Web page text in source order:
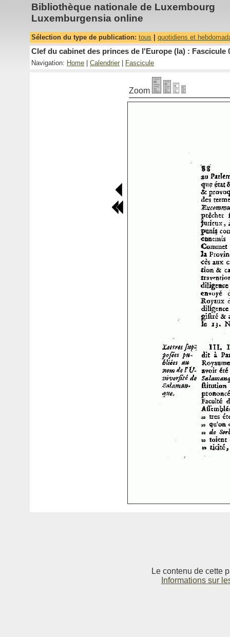
Bibliothèque nationale de Luxembourg
Luxemburgensia online
Sélection du type de publication: tous quotidiens et
Clef du cabinet des princes de l'Europe (la) : Fascicule
Navigation: Home Calendrier Fascicule
Zoom
Le contenu de cette
Informations sur